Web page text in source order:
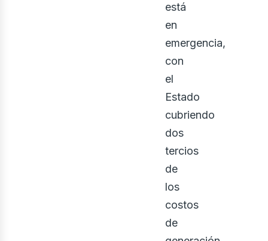
está
en
emergencia,
con
el
Estado
cubriendo
dos
tercios
de
los
costos
de